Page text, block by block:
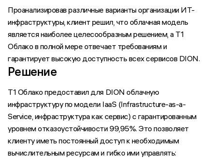
Проанализировав различные варианты организации ИТ-
инфраструктуры, клиент решил, что облачная модель
является наиболее целесообразным решением, а T1
Облако в полной мере отвечает требованиям и
гарантирует высокую доступность всех сервисов DION.
Решение
T1 Облако предоставил для DION облачную
инфраструктуру по модели IaaS (Infrastructure-as-a-
Service, инфраструктура как сервис) с гарантированным
уровнем отказоустойчивости 99,95%. Это позволяет
клиенту иметь постоянный доступ к необходимым
вычислительным ресурсам и гибко ими управлять: